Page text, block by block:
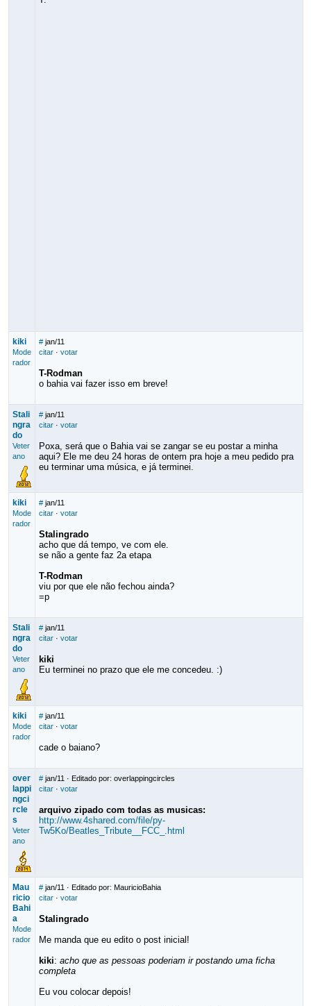
kiki
Mode
rador
# jan/11
citar· votar
T-Rodman
o bahia vai fazer isso em breve!
Stali
ngra
do
Veter
ano
# jan/11
citar· votar
Poxa, será que o Bahia vai se zangar se eu postar a minha
aqui? Ele me deu 24 horas de ontem pra hoje a meu pedido pra
eu terminar uma música, e já terminei.
kiki
Mode
rador
# jan/11
citar· votar
Stalingrado
acho que dá tempo, ve com ele.
se não a gente faz 2a etapa
T-Rodman
viu por que ele não fechou ainda?
=p
Stali
ngra
do
Veter
ano
# jan/11
citar· votar
kiki
Eu terminei no prazo que ele me concedeu. :)
kiki
Mode
rador
# jan/11
citar· votar
cade o baiano?
over
lappi
ngci
rcle
s
Veter
ano
# jan/11 · Editado por: overlappingcircles
citar· votar
arquivo zipado com todas as musicas:
http://www.4shared.com/file/py-
Tw5Ko/Beatles_Tribute__FCC_.html
Mau
ricio
Bahi
a
Mode
rador
# jan/11 · Editado por: MauricioBahia
citar· votar
Stalingrado
Me manda que eu edito o post inicial!
kiki: acho que as pessoas poderiam ir postando uma ficha
completa
Eu vou colocar depois!